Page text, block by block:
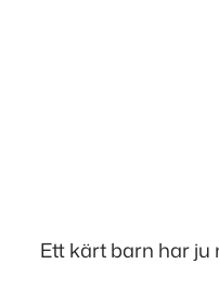
Ett kärt barn har ju